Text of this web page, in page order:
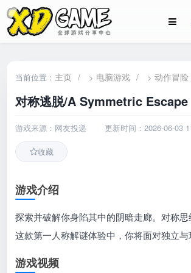
当前位置： 主页 / > 电脑游戏 / >动作冒险
对称逃脱/A Symmetric Escape
游戏来源：网友投递 更新时间：2026-06-03
收藏
游戏介绍
探索并破解你身陷其中的阴暗走廊。对称
这款第一人称解谜体验中，你将面对独立与
游戏视频